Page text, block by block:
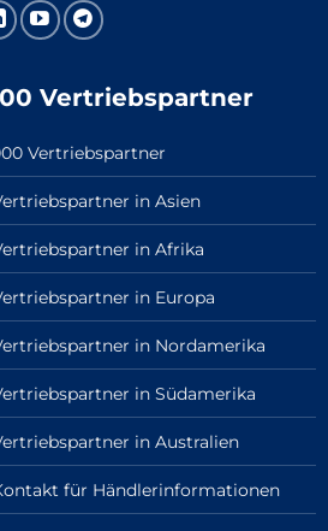
Vertriebspartner
Vertriebspartner
in Asien
in Afrika
in Europa
in Nordamerika
in Südamerika
in Australien
für Händlerinformationen